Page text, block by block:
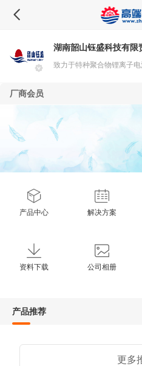
湖南韶山钰盛科技有限
致力于特种聚合物锂离子
储能、数码、高速电摩等
用产品提供先进、可靠、安
厂商会员
产品中心 解决方案
资料下载 公司相册
产品推荐
更多